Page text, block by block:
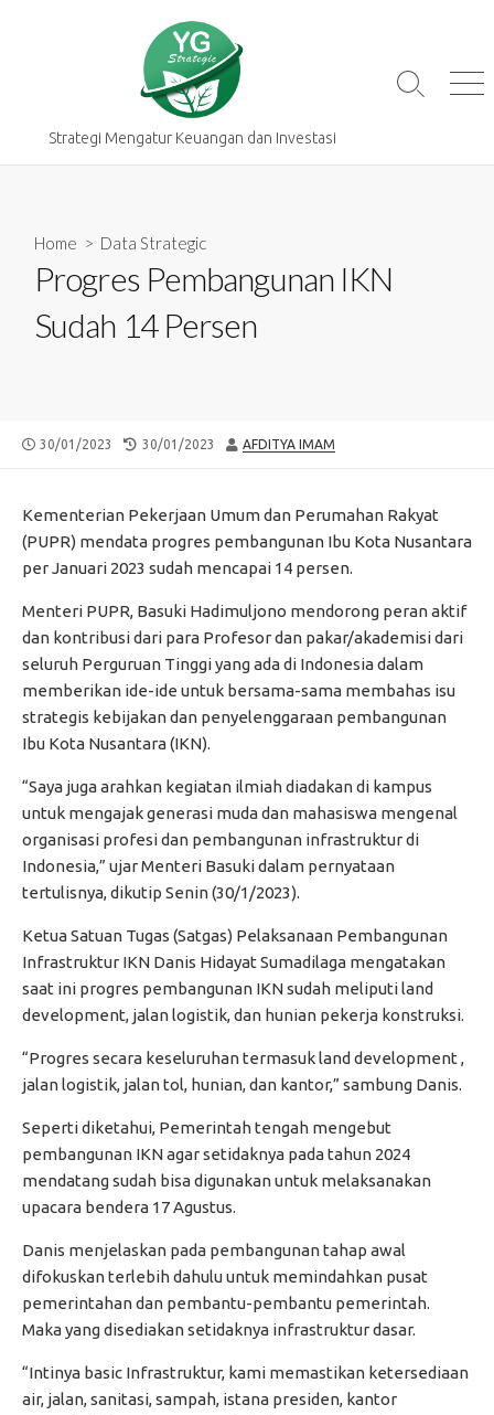
Strategi Mengatur Keuangan dan Investasi
Search
Home > Data Strategic
Progres Pembangunan IKN
Sudah 14 Persen
PUBLISHED
30/01/2023
LAST
30/01/2023 AUTHOR
AFDITYA IMAM
Kementerian Pekerjaan Umum dan Perumahan Rakyat
(PUPR) mendata progres pembangunan Ibu Kota Nusantara
per Januari 2023 sudah mencapai 14 persen.
Menteri PUPR, Basuki Hadimuljono mendorong peran aktif
dan kontribusi dari para Profesor dan pakar/akademisi dari
seluruh Perguruan Tinggi yang ada di Indonesia dalam
memberikan ide-ide untuk bersama-sama membahas isu
strategis kebijakan dan penyelenggaraan pembangunan
Ibu Kota Nusantara (IKN).
“Saya juga arahkan kegiatan ilmiah diadakan di kampus
untuk mengajak generasi muda dan mahasiswa mengenal
organisasi profesi dan pembangunan infrastruktur di
Indonesia,” ujar Menteri Basuki dalam pernyataan
tertulisnya, dikutip Senin (30/1/2023).
Ketua Satuan Tugas (Satgas) Pelaksanaan Pembangunan
Infrastruktur IKN Danis Hidayat Sumadilaga mengatakan
saat ini progres pembangunan IKN sudah meliputi land
development, jalan logistik, dan hunian pekerja konstruksi.
“Progres secara keseluruhan termasuk land development ,
jalan logistik, jalan tol, hunian, dan kantor,” sambung Danis.
Seperti diketahui, Pemerintah tengah mengebut
pembangunan IKN agar setidaknya pada tahun 2024
mendatang sudah bisa digunakan untuk melaksanakan
upacara bendera 17 Agustus.
Danis menjelaskan pada pembangunan tahap awal
difokuskan terlebih dahulu untuk memindahkan pusat
pemerintahan dan pembantu-pembantu pemerintah.
Maka yang disediakan setidaknya infrastruktur dasar.
“Intinya basic Infrastruktur, kami memastikan ketersediaan
air, jalan, sanitasi, sampah, istana presiden, kantor